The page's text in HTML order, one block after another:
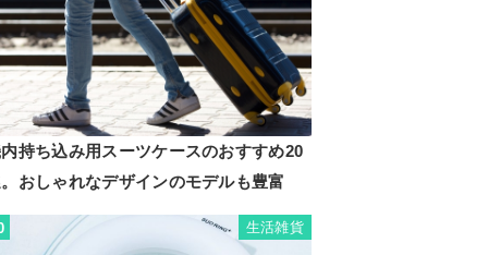
持ち込み用スーツケースのおすすめ20
おしゃれなデザインのモデルも豊富
生活雑貨